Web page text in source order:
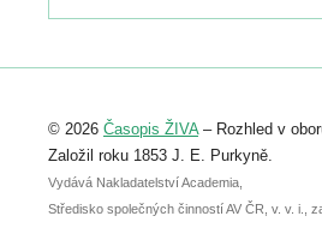
Registrovat se můžete do 6. září.
abstraktu přihlášené přednášky nebo
posteru je už 30. června.
© 2026 Časopis ŽIVA– Rozhled v
Založil roku 1853 J. E. Purkyně.
Vydává Nakladatelství Academia,
Středisko společných činností AV ČR, v. v. i.,